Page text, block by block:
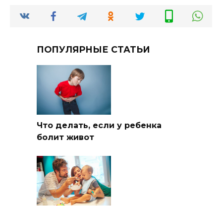
ПОПУЛЯРНЫЕ СТАТЬИ
Что делать, если у ребенка
болит живот